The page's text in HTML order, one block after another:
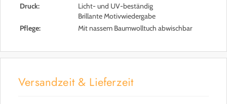
Druck:
Licht- und UV-beständig
Brillante Motivwiedergabe
Pflege:
Mit nassem Baumwolltuch abwischbar
Versandzeit & Lieferzeit